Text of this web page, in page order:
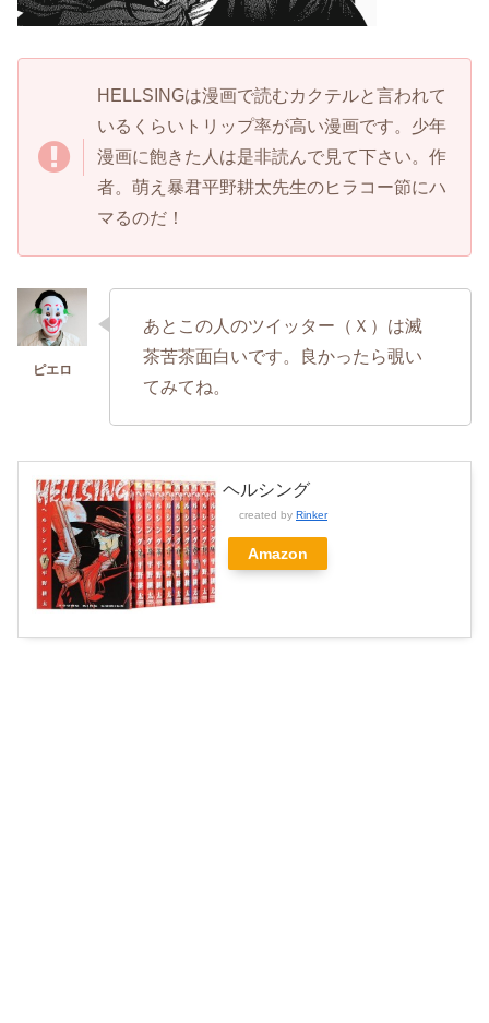
HELLSINGは漫画で読むカクテルと言われて
いるくらいトリップ率が高い漫画です。少年
漫画に飽きた人は是非読んで見て下さい。作
者。萌え暴君平野耕太先生のヒラコー節にハ
マるのだ！
あとこの人のツイッター（Ｘ）は滅
茶苦茶面白いです。良かったら覗い
てみてね。
ヘルシング
created by Rinker
Amazon